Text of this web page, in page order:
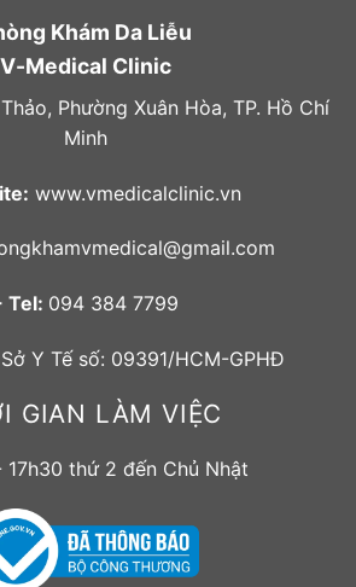
Khám Da Liễu
V-Medical Clinic
Phường Xuân Hòa, TP. Hồ Chí
Minh
www.vmedicalclinic.vn
Tel: 094 384 7799
Y Tế số: 09391/HCM-GPHĐ
GIAN LÀM VIỆC
17h30 thứ 2 đến Chủ Nhật